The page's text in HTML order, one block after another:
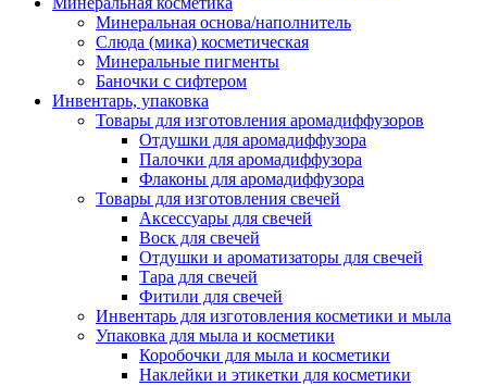
Минеральная основа/наполнитель
Слюда (мика) косметическая
Минеральные пигменты
Баночки с сифтером
Инвентарь, упаковка
Товары для изготовления аромадиффузоров
Отдушки для аромадиффузора
Палочки для аромадиффузора
Флаконы для аромадиффузора
Товары для изготовления свечей
Аксессуары для свечей
Воск для свечей
Отдушки и ароматизаторы для свечей
Тара для свечей
Фитили для свечей
Инвентарь для изготовления косметики и мыла
Упаковка для мыла и косметики
Коробочки для мыла и косметики
Наклейки и этикетки для косметики